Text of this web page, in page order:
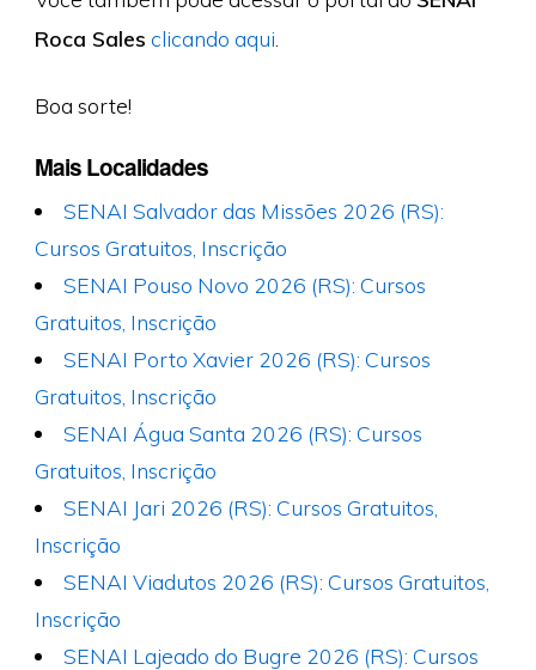
Roca Sales clicando aqui
Boa sorte!
Mais Localidades
SENAI Salvador das Missões 2026 (RS):
Cursos Gratuitos, Inscrição
SENAI Pouso Novo 2026 (RS): Cursos
Gratuitos, Inscrição
SENAI Porto Xavier 2026 (RS): Cursos
Gratuitos, Inscrição
SENAI Água Santa 2026 (RS): Cursos
Gratuitos, Inscrição
SENAI Jari 2026 (RS): Cursos Gratuitos,
Inscrição
SENAI Viadutos 2026 (RS): Cursos Gratuitos,
Inscrição
SENAI Lajeado do Bugre 2026 (RS): Cursos